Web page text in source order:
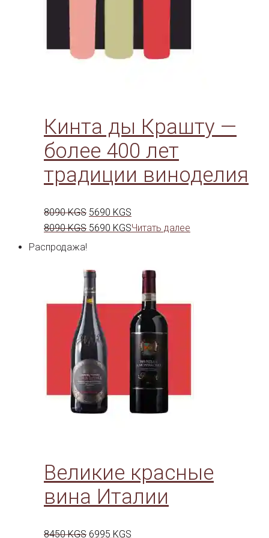
Кинта ды Крашту —
более 400 лет
традиции виноделия
8090KGS Первоначальная
цена
5690 KGS
цена:
8090KGS Первоначальная
8090 KGS.
5690 KGSТекущая
Читать далее
Распродажа!
Великие красные
вина Италии
8450KGS Первоначальная
6995 KGS